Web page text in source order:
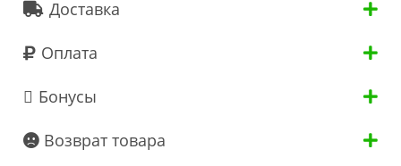
Доставка
Оплата
Бонусы
Возврат товара